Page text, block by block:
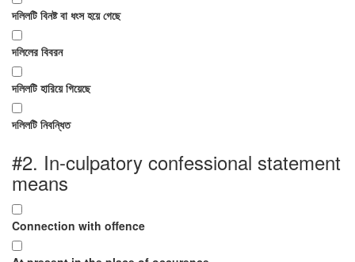
দলিলটি বিনষ্ট বা ধংস হয়ে গেছে
দলিলের বিবরন
দলিলটি হারিয়ে গিয়েছে
দলিলটি নিবন্ধিত
#2. In-culpatory confessional statement
means
Connection with offence